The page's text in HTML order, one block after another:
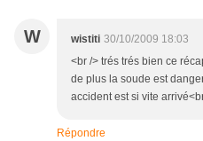
W wistiti 30/10/2009 18:03
<br /> trés trés bien ce
de plus la soude est
accident est si vite
Répondre